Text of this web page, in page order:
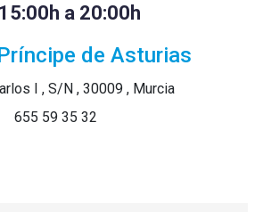
a 20:00h
de Asturias
I , S/N , 30009 , Murcia
655 59 35 32